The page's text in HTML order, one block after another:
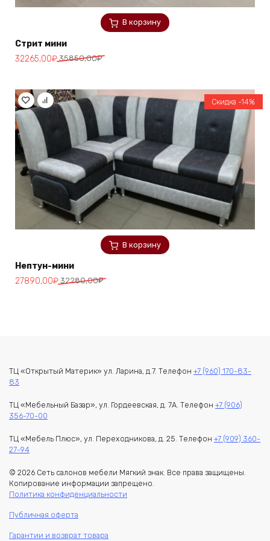
В корзину
Стрит мини
35850,00₽
Первоначальная
35850,00₽.
32265,00₽
Текущая
В корзину
Скидка -14%
Нептун-мини
32280,00₽
Первоначальная
27890,00₽
Текущая
ТЦ «Открытый Материк» ул. Ларина, д.7. Телефон +7 (960) 170-83-
83
ТЦ «Мебельный Базар», ул. Гордеевская, д. 7А. Телефон +7 (906)
356-70-00
ТЦ «Мебель Плюс», ул. Переходникова, д. 25. Телефон +7 (909) 360-
27-94
© 2026 Сеть салонов мебели Мягкий знак. Все права защищены.
Копирование информации запрещено.
Политика конфиденциальности
Публичная оферта
Гарантии и возврат товара